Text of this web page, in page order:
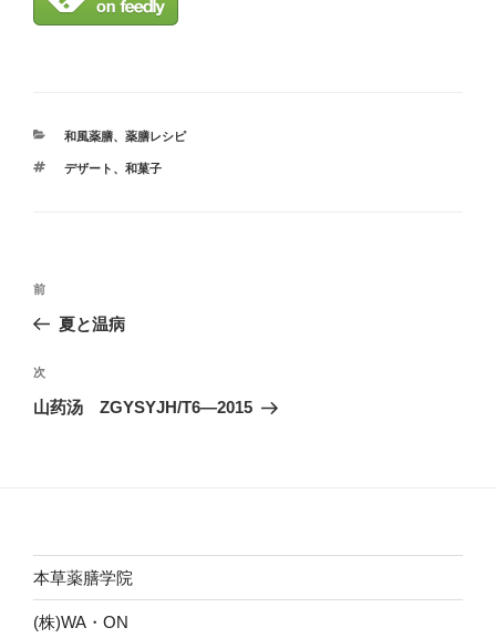
カ
ゴ
和風薬膳、 薬膳レシピ
タ
デザート 、 和菓子
投
ビ
ゲ
前
の
稿
前
夏と温病
次
の
次
山药汤 ZGYSYJH/T6―2015
本草薬膳学院
(株)WA・ON